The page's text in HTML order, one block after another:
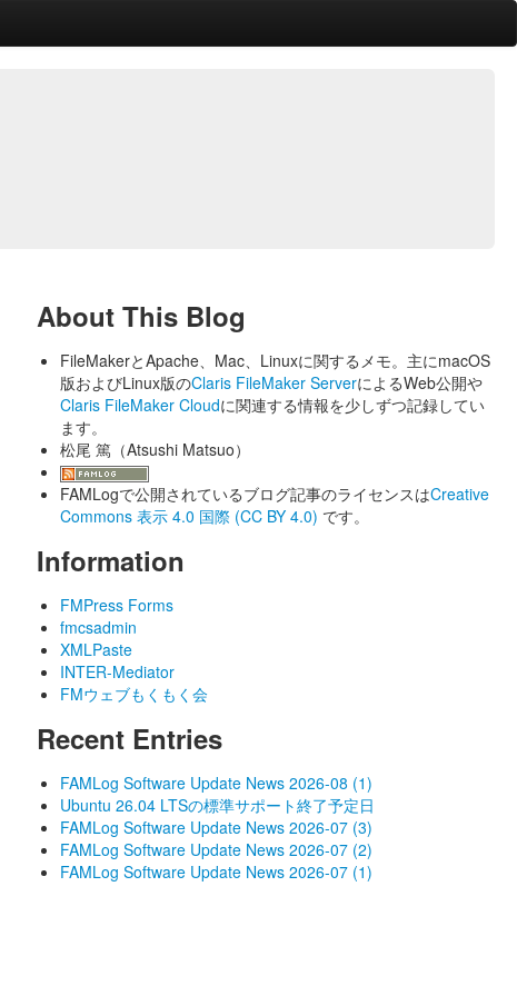
About This Blog
FileMakerとApache、Mac、Linuxに関するメモ。主にmacOS
版およびLinux版のClaris FileMaker ServerによるWeb公開や
Claris FileMaker Cloudに関連する情報を少しずつ記録してい
ます。
松尾 篤（Atsushi Matsuo）
FAMLogで公開されているブログ記事のライセンスはCreative
Commons 表示 4.0 国際 (CC BY 4.0) です。
Information
FMPress Forms
fmcsadmin
XMLPaste
INTER-Mediator
FMウェブもくもく会
Recent Entries
FAMLog Software Update News 2026-08 (1)
Ubuntu 26.04 LTSの標準サポート終了予定日
FAMLog Software Update News 2026-07 (3)
FAMLog Software Update News 2026-07 (2)
FAMLog Software Update News 2026-07 (1)